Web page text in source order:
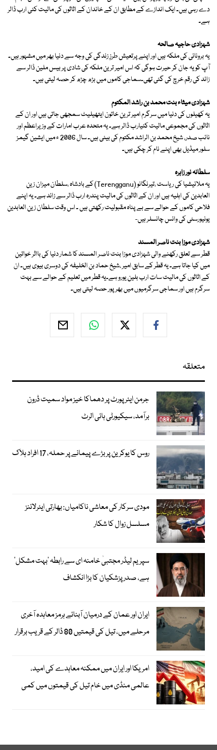
دے رہی ہیں۔ ایک اندازے کے مطابق ان کے خاندان کے اثاثوں کی مالیت کئی ارب ڈالر
ہے۔
شہزادی حاجیہ صالحہ
یہ برونائی کی ملکہ ہیں اور اپنے پرتعیش طرزِ زندگی کی وجہ سے دنیا بھر میں مشہور ہیں۔
آپ کو یہ جان کر حیرت ہوگی کہ اس امیر ترین ملکہ کی شادی پر بیس ملین ڈالر سے
زائد کی رقم خرچ کی گئی تھی۔سماجی کاموں میں بڑھ چڑھ کر حصہ لیتی ہیں۔
شہزادی میثاء بنت محمد بن راشد المکتوم
یہ کھیلوں کی دنیا میں سرگرم امیر ترین خاتون ایتھیلیٹ سمجھی جاتی ہیں اور ان کے
اثاثوں کی مجموعی مالیت کئیارب ڈالر ہے۔ یہ متحدہ عرب امارات کے وزیراعظم اور
نائب صدر، شیخ محمد بن الراشد مکتوم کی بیٹی ہیں۔ سال 2006 ء میں ایشین گیمز
سلور میڈیل بھی اپنے نام کر چکی ہیں۔
سلطانہ نور زاہرہ
یہ ملائیشیا کی ریاست ،تیرنگانو (Terengganu) کے بادشاہ ،سلطان میزان زین
العابدین کی اہلیہ ہیں اور ان کے اثاثوں کی مالیت پندرہ ارب ڈالر سے زائد ہے۔ یہ اپنے
فلاحی کاموں کے حوالے سے بے پناہ مقبولیت رکھتی ہیں ۔ اس وقت سلطان زین العابدین
یونیورسٹی کی وائس چانسلر ہیں-
شہزادی موزا بنت ناصر المسند
قطر سے تعلق رکھنے والی شہزادی موزا بنت ناصر المسند کا شمار دنیا کی بااثر خواتین
میں کیا جاتا ہے۔ یہ قطر کے سابق امیر ،شیخ حماد بن الخلیفہ کی دوسری بیوی ہیں۔ ان
کے اثاثوں کی مالیت سات ارب بلین یورو ہے۔یہ قطر میں تعلیم کے حوالے سے بہت
سرگرم ہیں اور سماجی سرگرمیوں میں بھرپور حصہ لیتی ہیں۔
متعلقہ
جرمن ایئرپورٹ پر دھماکا خیز مواد سمیت ڈرون
برآمد، سیکیورٹی ہائی الرٹ
روس کا یوکرین پر بڑے پیمانے پر حملہ، 17 افراد ہلاک
مودی سرکار کی معاشی ناکامیاں: بھارتی ایئرلائنز
مسلسل زوال کا شکار
سپریم لیڈر مجتبیٰ خامنہ ای سے رابطہ ’بہت مشکل‘
ہے، صدر پزشکیان کا بڑا انکشاف
ایران اور عمان کے درمیان آبنائے ہرمز معاہدہ آخری
مرحلے میں، تیل کی قیمتیں 80 ڈالر کے قریب برقرار
امریکا اور ایران میں ممکنہ معاہدے کی امید،
عالمی منڈی میں خام تیل کی قیمتوں میں کمی